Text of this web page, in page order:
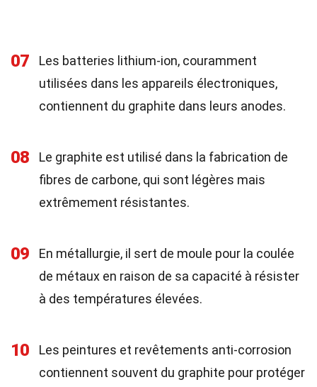
07
Les batteries lithium-ion, couramment
utilisées dans les appareils électroniques,
contiennent du graphite dans leurs anodes.
08
Le graphite est utilisé dans la fabrication de
fibres de carbone, qui sont légères mais
extrêmement résistantes.
09
En métallurgie, il sert de moule pour la coulée
de métaux en raison de sa capacité à résister
à des températures élevées.
10
Les peintures et revêtements anti-corrosion
contiennent souvent du graphite pour protéger